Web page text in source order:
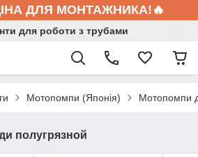
ДЛЯ МОНТАЖНИКА!🔥
для роботи з трубами
Мотопомпи (Японія) Мотопомпи
полугрязной